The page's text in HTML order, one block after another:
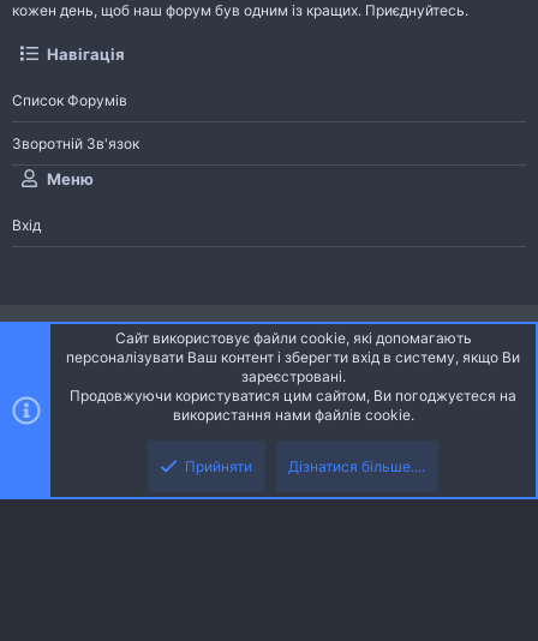
кожен день, щоб наш форум був одним із кращих. Приєднуйтесь.
Навігація
Список Форумів
Зворотній Зв'язок
Меню
Вхід
Ніч
Українська (UA)
S
Community platform by XenForo® © 2010-2026 XenForo Ltd.
Community platform by XenForo © 2010-2022 XenForo Ltd. | dev: Pages
Сайт використовує файли cookie, які допомагають
персоналізувати Ваш контент і зберегти вхід в систему, якщо Ви
зареєстровані.
Продовжуючи користуватися цим сайтом, Ви погоджуєтеся на
використання нами файлів cookie.
Прийняти Дізнатися більше....